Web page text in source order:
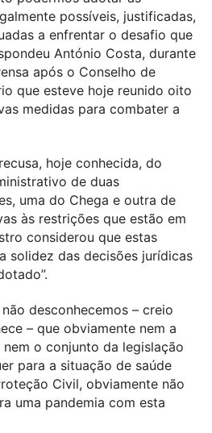
possíveis, justificadas,
a enfrentar o desafio que
António Costa, durante
após o Conselho de
que esteve hoje reunido oito
medidas para combater a
hoje conhecida, do
de duas
uma do Chega e outra de
às restrições que estão em
considerou que estas
solidez das decisões jurídicas
desconhecemos – creio
– que obviamente nem a
o conjunto da legislação
para a situação de saúde
Civil, obviamente não
uma pandemia com esta